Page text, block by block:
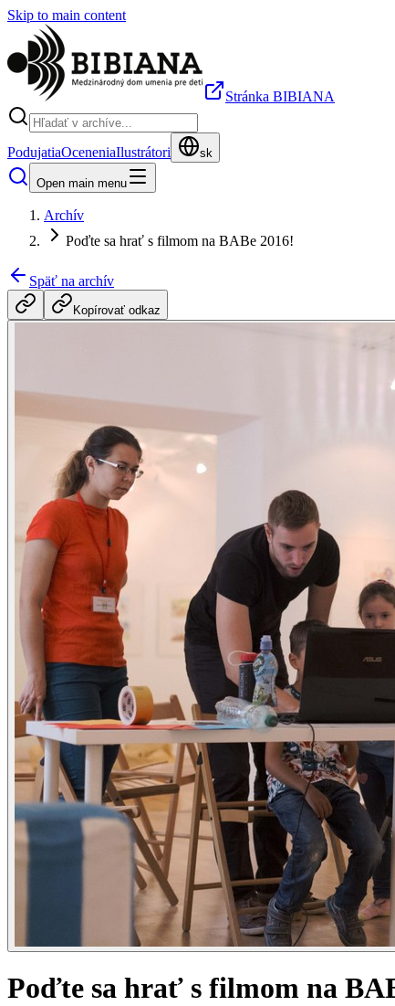
Skip to main content
Stránka BIBIANA
PodujatiaOceneniaIlustrátori sk
Open main menu
Archív
Poďte sa hrať s filmom na BABe 2016!
Späť na archív
Kopírovať odkaz
Poďte sa hrať s filmom na